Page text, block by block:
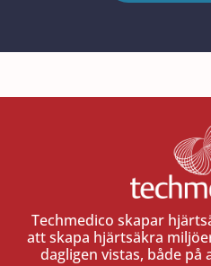
Techmedico skapar
att skapa hjärtsäkra
dagligen vistas, både